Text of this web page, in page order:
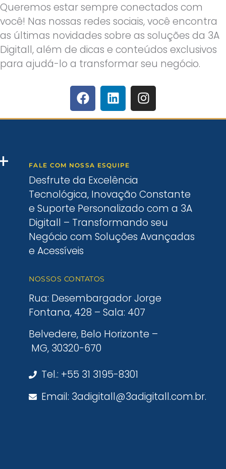
Queremos estar sempre conectados com
você! Nas nossas redes sociais, você encontra
as últimas novidades sobre as soluções da 3A
Digitall, além de dicas e conteúdos exclusivos
para ajudá-lo a transformar seu negócio.
FALE COM NOSSA ESQUIPE
Desfrute da Excelência
Tecnológica, Inovação Constante
e Suporte Personalizado com a 3A
Digitall – Transformando seu
Negócio com Soluções Avançadas
e Acessíveis
NOSSOS CONTATOS
Rua: Desembargador Jorge
Fontana, 428 – Sala: 407
Belvedere, Belo Horizonte –
MG, 30320-670
Tel.: +55 31 3195-8301
Email: 3adigitall@3adigitall.com.br.